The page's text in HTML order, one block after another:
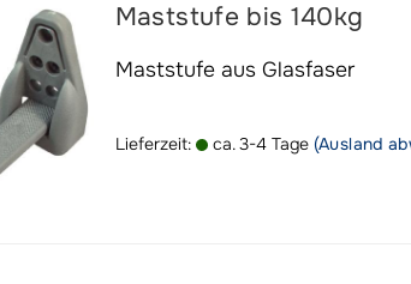
Maststufe bis 140kg
Maststufe aus Glasfaser
Lieferzeit: ca. 3-4 Tage (Ausland